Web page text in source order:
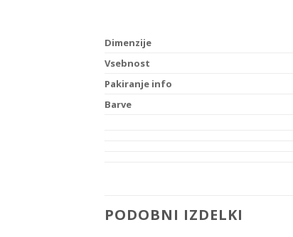
Dimenzije
Vsebnost
Pakiranje info
Barve
PODOBNI IZDELKI